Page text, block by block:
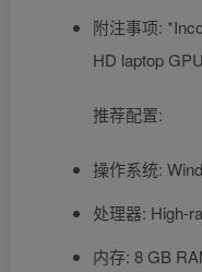
附注事项:
HD laptop
推荐配置:
操作系统:
处理器: High-
内存: 8 GB